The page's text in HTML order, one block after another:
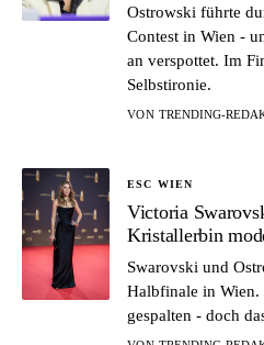
Ostrowski führte
Contest in Wien -
an verspottet. Im
Selbstironie.
VON TRENDING-
ESC WIEN
Victoria
Kristallerbin
Swarovski und
Halbfinale in Wien.
gespalten - doch